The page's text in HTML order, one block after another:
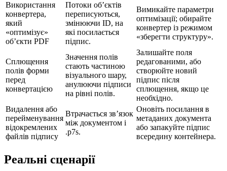
Використання
конвертера,
який
«оптимізує»
об’єкти PDF
Потоки об’єктів
переписуються,
змінюючи ID, на
які посилається
підпис.
Вимикайте параметри
оптимізації; обирайте
конвертер із режимом
«зберегти структуру».
Сплющення
полів форми
перед
конвертацією
Значення полів
стають частиною
візуального шару,
анулюючи підписи
на рівні полів.
Залишайте поля
редагованими, або
створюйте новий
підпис після
сплющення, якщо це
необхідно.
Видалення або
перейменування
відокремлених
файлів підпису
Втрачається зв’язок
між документом і
.p7s.
Оновіть посилання в
метаданих документа
або запакуйте підпис
всередину контейнера.
Реальні сценарії